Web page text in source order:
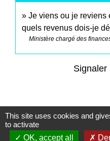
Je viens ou je reviens
quels revenus dois-je
Ministère chargé des
Signaler
Contacts
This site uses cookies and
to activate
OK, accept all